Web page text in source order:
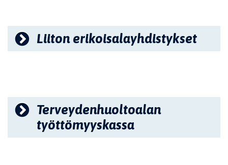
Liiton erikoisalayhdistykset
Terveydenhuoltoalan
työttömyyskassa